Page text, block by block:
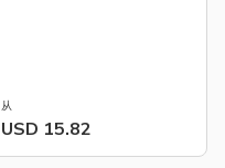
从
USD 15.82